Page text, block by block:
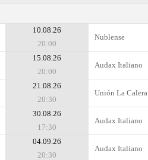
10.08.26
20:00
Nublense
15.08.26
20:00
Audax Italiano
21.08.26
20:30
Unión La Calera
30.08.26
17:30
Audax Italiano
04.09.26
20:30
Audax Italiano